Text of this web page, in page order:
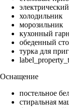
холодильник
морозильник
кухонный
обеденный
турка для
Оснащение
постельное
стиральная